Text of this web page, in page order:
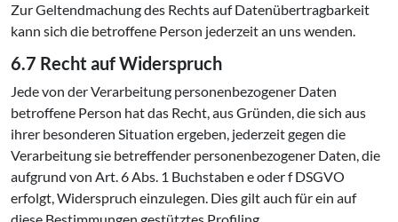
Zur Geltendmachung des Rechts auf Datenübertragbarkeit
kann sich die betroffene Person jederzeit an uns wenden.
6.7 Recht auf Widerspruch
Jede von der Verarbeitung personenbezogener Daten
betroffene Person hat das Recht, aus Gründen, die sich aus
ihrer besonderen Situation ergeben, jederzeit gegen die
Verarbeitung sie betreffender personenbezogener Daten, die
aufgrund von Art. 6 Abs. 1 Buchstaben e oder f DSGVO
erfolgt, Widerspruch einzulegen. Dies gilt auch für ein auf